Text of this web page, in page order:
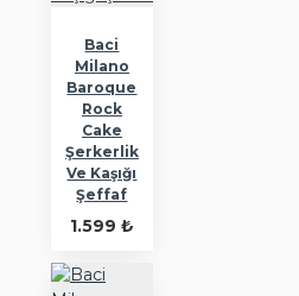
Baci
Milano
Baroque
Rock
Cake
Şerkerlik
Ve Kaşığı
Şeffaf
1.599 ₺